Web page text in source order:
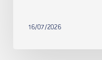
16/07/2026